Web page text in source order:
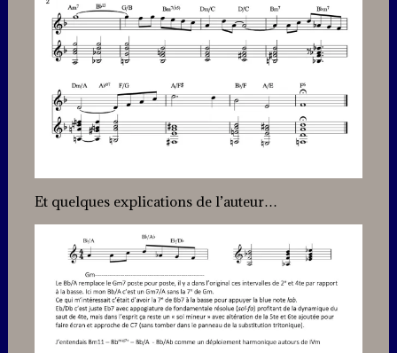
Et quelques explications de l’auteur…